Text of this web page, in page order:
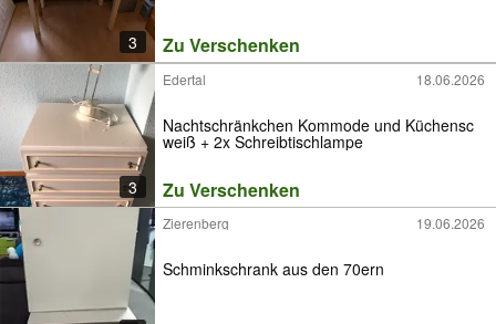
3 Zu Verschenken
3
Edertal 18.06.2026
Nachtschränkchen Kommode und Küchensc
weiß + 2x Schreibtischlampe
Zu Verschenken
Zierenberg 19.06.2026
Schminkschrank aus den 70ern